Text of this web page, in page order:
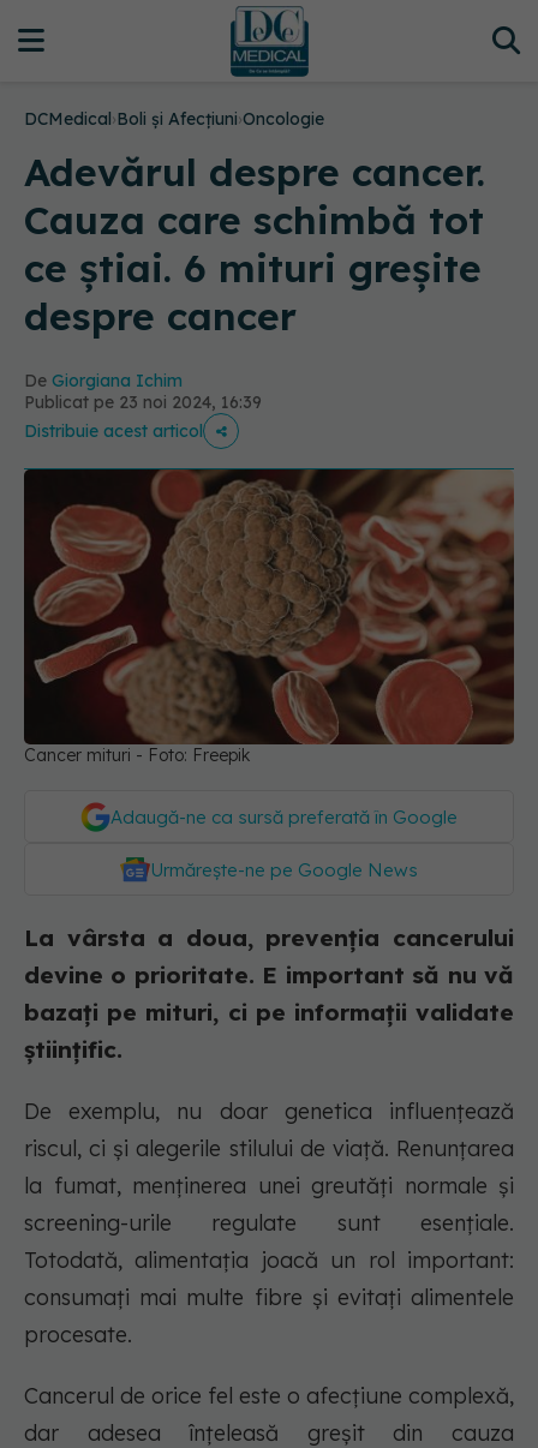
DCMedical›Boli și Afecțiuni›Oncologie
Adevărul despre cancer.
Cauza care schimbă tot
ce știai. 6 mituri greșite
despre cancer
De Giorgiana Ichim
Publicat pe 23 noi 2024, 16:39
Distribuie acest articol
Cancer mituri - Foto: Freepik
Adaugă-ne ca sursă preferată în Google
Urmărește-ne pe Google News
La vârsta a doua, prevenția cancerului
devine o prioritate. E important să nu vă
bazați pe mituri, ci pe informații validate
științific.
De exemplu, nu doar genetica influențează
riscul, ci și alegerile stilului de viață. Renunțarea
la fumat, menținerea unei greutăți normale și
screening-urile regulate sunt esențiale.
Totodată, alimentația joacă un rol important:
consumați mai multe fibre și evitați alimentele
procesate.
Cancerul de orice fel este o afecțiune complexă,
dar adesea înțeleasă greșit din cauza